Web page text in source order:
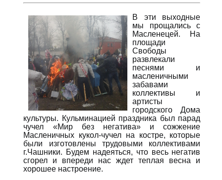
В эти выходные
мы прощались с
Масленецей. На
площади
Свободы
развлекали
песнями и
масленичными
забавами
коллективы и
артисты
городского Дома
культуры. Кульминацией праздника был парад
чучел «Мир без негатива» и сожжение
Масленичных кукол-чучел на костре, которые
были изготовлены трудовыми коллективами
г.Чашники. Будем надеяться, что весь негатив
сгорел и впереди нас ждет теплая весна и
хорошее настроение.